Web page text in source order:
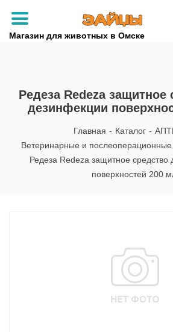
Магазин для животных в Омске
Заказать
+7 (950)
Редеза Redeza защитное
дезинфекции
Главная - Каталог -
Ветеринарные и
Редеза Redeza защитное средство
поверхностей 200